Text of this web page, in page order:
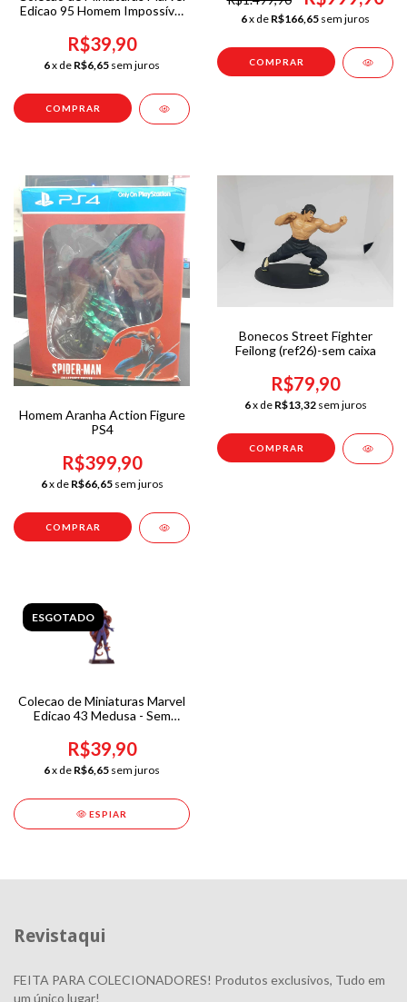
Edicao 95 Homem Impossível
R$39,90
6x de R$6,65 sem juros
6x de R$166,65 sem juros
Homem Aranha Action Figure
PS4
R$399,90
6x de R$66,65 sem juros
Bonecos Street Fighter
Feilong (ref26)-sem caixa
R$79,90
6x de R$13,32 sem juros
ESGOTADO
Colecao de Miniaturas Marvel
Edicao 43 Medusa - Sem
R$39,90
6x de R$6,65 sem juros
ESPIAR
Revistaqui
FEITA PARA COLECIONADORES! Produtos exclusivos, Tudo em
um único lugar!